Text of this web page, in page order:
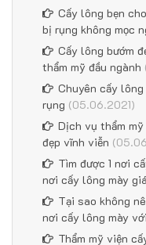
Cấy lông bẹn
bị rụng không mọc
Cấy lông bướm
thẩm mỹ đầu ngành
Chuyên cấy
rụng (05.06.2021)
Dịch vụ thẩm
đẹp vĩnh viễn
Tìm được 1 nơi
nơi cấy lông mày
Tại sao không
nơi cấy lông mày
Thẩm mỹ viện